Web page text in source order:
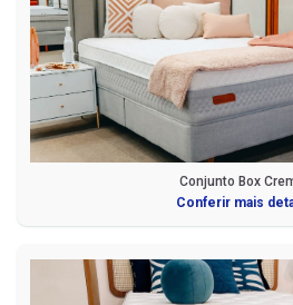
Conjunto Box
Conferir mais